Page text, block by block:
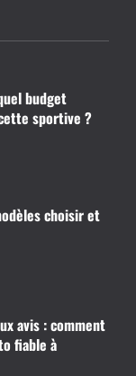
budget
sportive ?
choisir et
avis : comment
fiable à